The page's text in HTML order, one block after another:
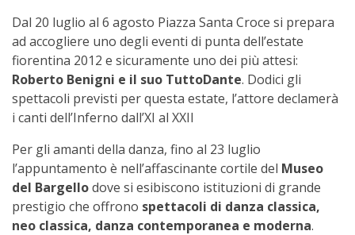
Dal 20 luglio al 6 agosto Piazza Santa Croce si prepara
ad accogliere uno degli eventi di punta dell’estate
fiorentina 2012 e sicuramente uno dei più attesi:
Roberto Benigni e il suo TuttoDante. Dodici gli
spettacoli previsti per questa estate, l’attore declamerà
i canti dell’Inferno dall’XI al XXII
Per gli amanti della danza, fino al 23 luglio
l’appuntamento è nell’affascinante cortile del Museo
del Bargellodove si esibiscono istituzioni di grande
prestigio che offrono spettacoli di danza classica,
neo classica, danza contemporanea e moderna.